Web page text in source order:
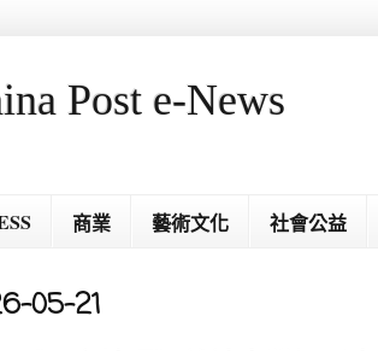
Post e-News
商業 藝術文化 社會公益
05-21